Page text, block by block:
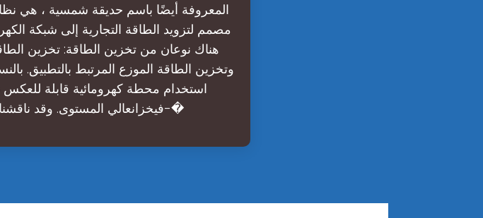
المعروفة أيضًا باسم حديقة شمسية ، هي
مصمم لتزويد الطاقة التجارية إلى شبكة
هناك نوعان من تخزين الطاقة: تخزين
وتخزين الطاقة الموزع المرتبط بالتطبيق.
استخدام محطة كهرومائية قابلة للعكس
فيخزانعالي المستوى. وقد ناقشنا هذا في الفصل الأول – قسم (٣-�